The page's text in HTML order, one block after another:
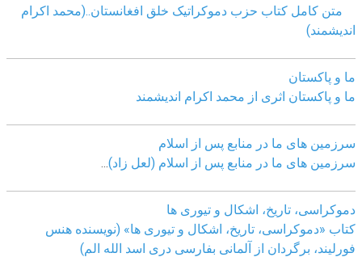
متن کامل کتاب حزب دموکراتیک خلق افغانستان..(محمد اکرام
اندیشمند)
ما و پاکستان
ما و پاکستان اثری از محمد اکرام اندیشمند
سرزمین های ما در منابع پس از اسلام
سرزمین های ما در منابع پس از اسلام (لعل زاد)
دموکراسی، تاريخ، اشکال و تيوری ها
کتاب «دموکراسی، تاريخ، اشکال و تيوری ها» (نويسنده هنس
فورليند، برگردان از آلمانی بفارسی دری اسد الله الم)